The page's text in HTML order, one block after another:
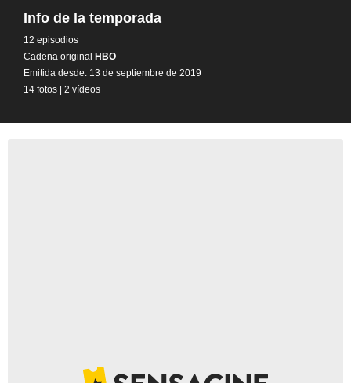
Info de la temporada
12 episodios
Cadena original HBO
Emitida desde: 13 de septiembre de 2019
14 fotos | 2 vídeos